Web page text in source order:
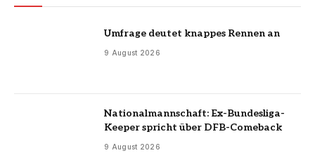
Umfrage deutet knappes Rennen an
9 August 2026
Nationalmannschaft: Ex-Bundesliga-
Keeper spricht über DFB-Comeback
9 August 2026